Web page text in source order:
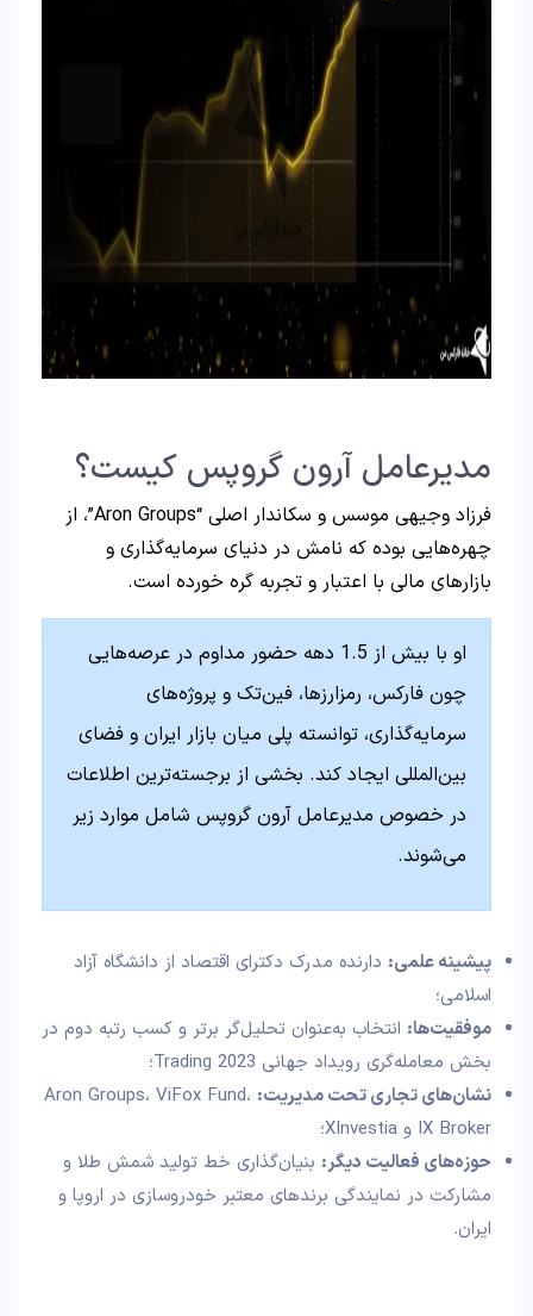
مدیرعامل آرون گروپس کیست؟
فرزاد وجیهی موسس و سکاندار اصلی “Aron Groups”، از
چهره‌هایی بوده که نامش در دنیای سرمایه‌گذاری و
بازارهای مالی با اعتبار و تجربه گره خورده است.
او با بیش از 1.5 دهه حضور مداوم در عرصه‌هایی
چون فارکس، رمزارزها، فین‌تک و پروژه‌های
سرمایه‌گذاری، توانسته پلی میان بازار ایران و فضای
بین‌المللی ایجاد کند. بخشی از برجسته‌ترین اطلاعات
در خصوص مدیرعامل آرون گروپس شامل موارد زیر
می‌شوند.
پیشینه علمی: دارنده مدرک دکترای اقتصاد از دانشگاه آزاد
اسلامی؛
موفقیت‌ها: انتخاب به‌عنوان تحلیل‌گر برتر و کسب رتبه دوم در
بخش معامله‌گری رویداد جهانی Trading 2023؛
نشان‌های تجاری تحت مدیریت: Aron Groups، ViFox Fund،
IX Broker و XInvestia؛
حوزه‌های فعالیت دیگر: بنیان‌گذاری خط تولید شمش طلا و
مشارکت در نمایندگی برندهای معتبر خودروسازی در اروپا و
ایران.